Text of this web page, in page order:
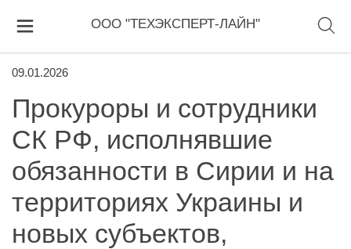
ООО "ТЕХЭКСПЕРТ-ЛАЙН"
09.01.2026
Прокуроры и сотрудники
СК РФ, исполнявшие
обязанности в Сирии и на
территориях Украины и
новых субъектов,